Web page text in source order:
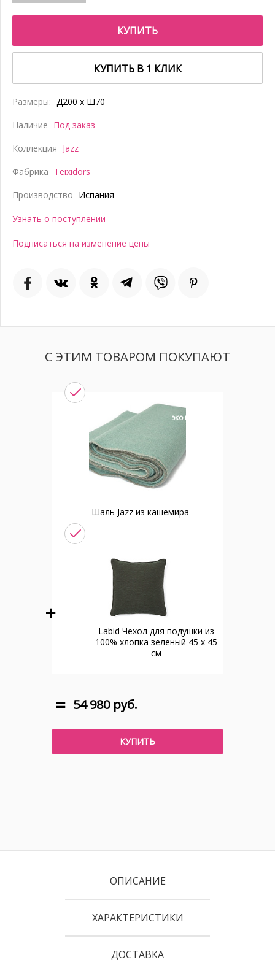
КУПИТЬ
КУПИТЬ В 1 КЛИК
Размеры: Д200 x Ш70
Наличие Под заказ
Коллекция Jazz
Фабрика Teixidors
Производство Испания
Узнать о поступлении
Подписаться на изменение цены
С ЭТИМ ТОВАРОМ ПОКУПАЮТ
эко модель
Шаль Jazz из кашемира
Labid Чехол для подушки из
100% хлопка зеленый 45 x 45
см
54 980 руб.
КУПИТЬ
ОПИСАНИЕ
ХАРАКТЕРИСТИКИ
ДОСТАВКА